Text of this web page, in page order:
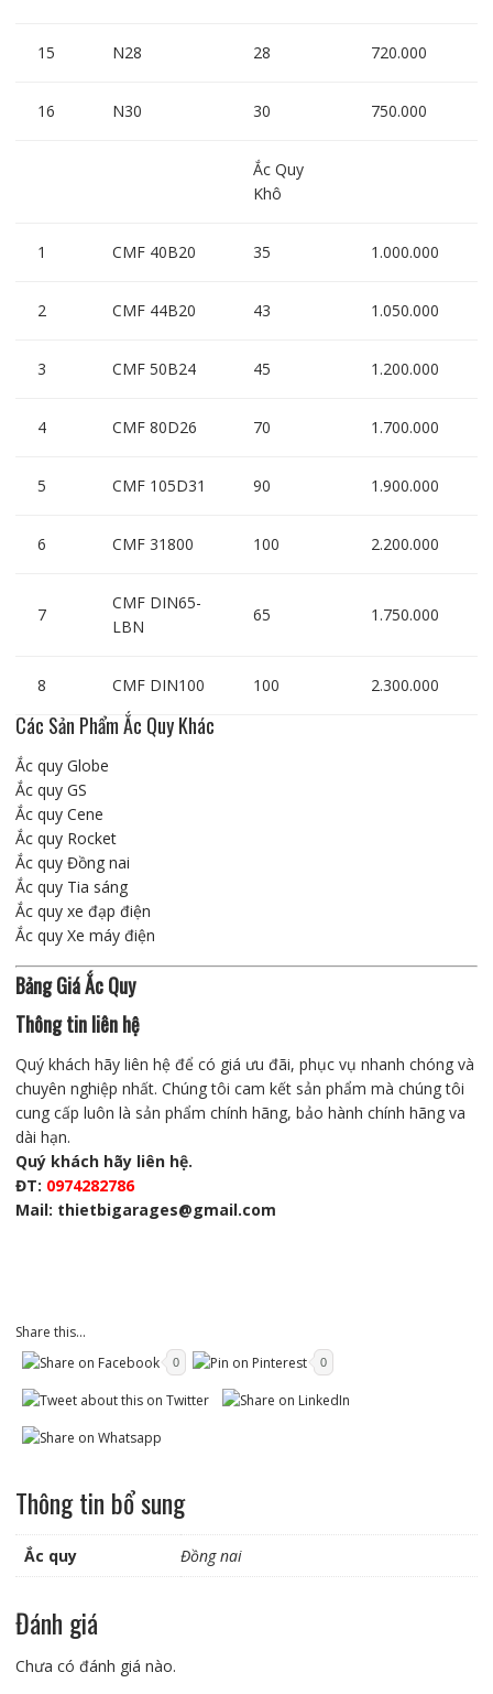
15 N28 28 720.000
16 N30 30 750.000
Ắc Quy
Khô
1 CMF 40B20 35 1.000.000
2 CMF 44B20 43 1.050.000
3 CMF 50B24 45 1.200.000
4 CMF 80D26 70 1.700.000
5 CMF 105D31 90 1.900.000
6 CMF 31800 100 2.200.000
7
CMF DIN65-
LBN
65 1.750.000
8 CMF DIN100 100 2.300.000
Các Sản Phẩm Ắc Quy Khác
Ắc quy Globe
Ắc quy GS
Ắc quy Cene
Ắc quy Rocket
Ắc quy Đồng nai
Ắc quy Tia sáng
Ắc quy xe đạp điện
Ắc quy Xe máy điện
Bảng Giá Ắc Quy
Thông tin liên hệ
Quý khách hãy liên hệ để có giá ưu đãi, phục vụ nhanh chóng và
chuyên nghiệp nhất. Chúng tôi cam kết sản phẩm mà chúng tôi
cung cấp luôn là sản phẩm chính hãng, bảo hành chính hãng va
dài hạn.
Quý khách hãy liên hệ.
ĐT: 0974282786
Mail: thietbigarages@gmail.com
Share this...
0 0
Thông tin bổ sung
Ắc quy Đồng nai
Đánh giá
Chưa có đánh giá nào.